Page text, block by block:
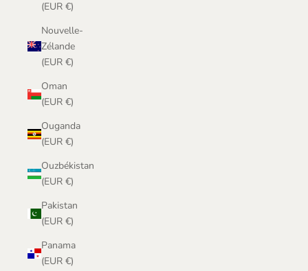
(EUR €)
Nouvelle-
Zélande
(EUR €)
Oman
(EUR €)
Ouganda
(EUR €)
Ouzbékistan
(EUR €)
Pakistan
(EUR €)
Panama
(EUR €)